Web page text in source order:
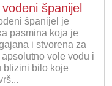
španijel
španijel je
pasmina koja je
i stvorena za
apsolutno vole vodu i
blizini bilo koje